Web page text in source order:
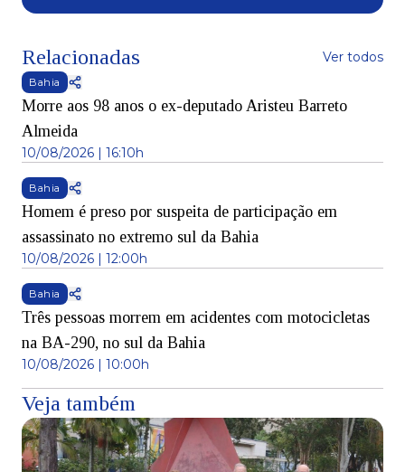
Relacionadas Ver todos
Bahia
Morre aos 98 anos o ex-deputado Aristeu Barreto
Almeida
10/08/2026 | 16:10h
Bahia
Homem é preso por suspeita de participação em
assassinato no extremo sul da Bahia
10/08/2026 | 12:00h
Bahia
Três pessoas morrem em acidentes com motocicletas
na BA-290, no sul da Bahia
10/08/2026 | 10:00h
Veja também